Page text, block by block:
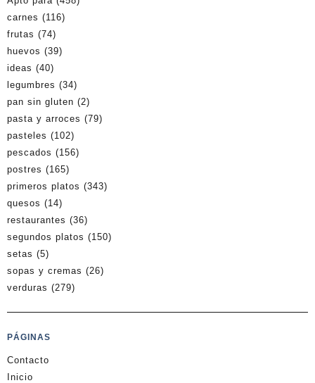
carnes (116)
frutas (74)
huevos (39)
ideas (40)
legumbres (34)
pan sin gluten (2)
pasta y arroces (79)
pasteles (102)
pescados (156)
postres (165)
primeros platos (343)
quesos (14)
restaurantes (36)
segundos platos (150)
setas (5)
sopas y cremas (26)
verduras (279)
PÁGINAS
Contacto
Inicio